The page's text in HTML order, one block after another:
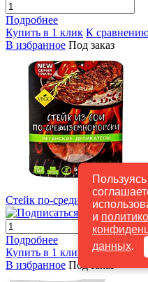
и
данных.
Подробнее
Купить в 1 клик К
В избранное Под заказ
Стейк по-средиземноморски
Подписаться
Подробнее
Купить в 1 клик
К сравнению
В избранное Под заказ